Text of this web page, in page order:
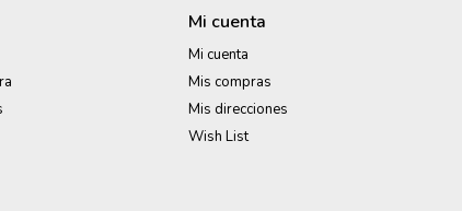
Mi cuenta
Mi cuenta
Mis compras
Mis direcciones
Wish List